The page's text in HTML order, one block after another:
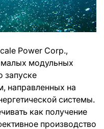
Power Corp.,
малых модульных
запуске
направленных на
системы.
как получение
производство